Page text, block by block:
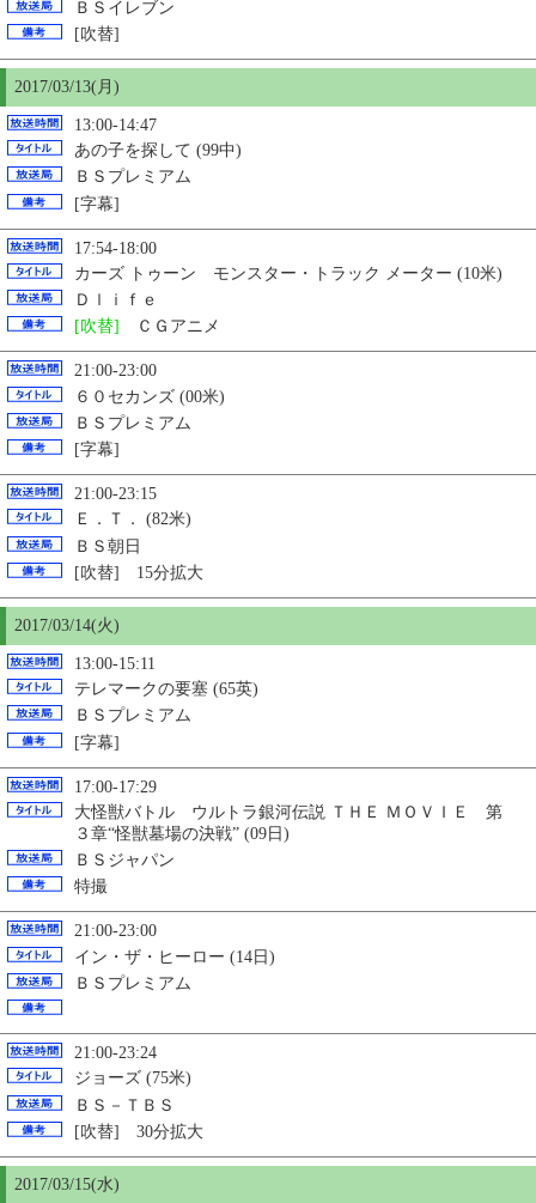
ＢＳイレブン
[吹替]
2017/03/13(月)
13:00-14:47
あの子を探して (99中)
ＢＳプレミアム
[字幕]
17:54-18:00
カーズ トゥーン モンスター・トラック メーター (10米)
Ｄｌｉｆｅ
[吹替]
ＣＧアニメ
21:00-23:00
６０セカンズ (00米)
ＢＳプレミアム
[字幕]
21:00-23:15
Ｅ．Ｔ． (82米)
ＢＳ朝日
[吹替] 15分拡大
2017/03/14(火)
13:00-15:11
テレマークの要塞 (65英)
ＢＳプレミアム
[字幕]
17:00-17:29
大怪獣バトル ウルトラ銀河伝説 ＴＨＥ ＭＯＶＩＥ 第
３章“怪獣墓場の決戦” (09日)
ＢＳジャパン
特撮
21:00-23:00
イン・ザ・ヒーロー (14日)
ＢＳプレミアム
21:00-23:24
ジョーズ (75米)
ＢＳ－ＴＢＳ
[吹替] 30分拡大
2017/03/15(水)